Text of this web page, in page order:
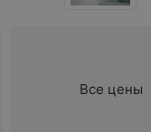
Все цены